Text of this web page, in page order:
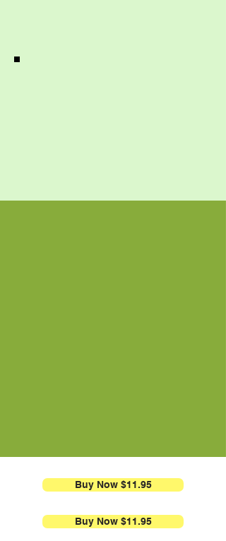
Buy Now $11.95
Buy Now $11.95